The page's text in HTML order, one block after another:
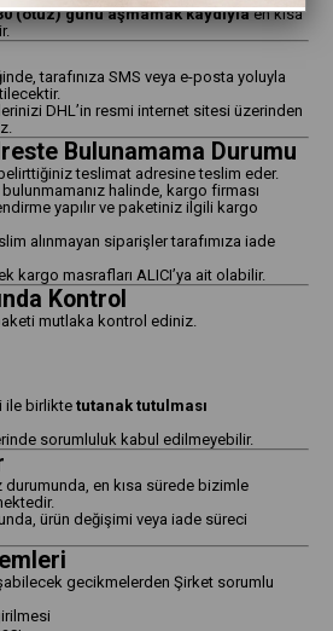
(otuz) günü aşmamak kaydıylaen kısa
tarafınıza SMS veya e-posta yoluyla
DHL’in resmi internet sitesi üzerinden
Bulunamama Durumu
teslimat adresine teslim eder.
halinde, kargo firması
yapılır ve paketiniz ilgili kargo
alınmayan siparişler tarafımıza iade
kargo masrafları ALICI’ya ait olabilir.
Kontrol
mutlaka kontrol ediniz.
ile birlikte tutanak tutulması
sorumluluk kabul edilmeyebilir.
durumunda, en kısa sürede bizimle
ürün değişimi veya iade süreci
gecikmelerden Şirket sorumlu